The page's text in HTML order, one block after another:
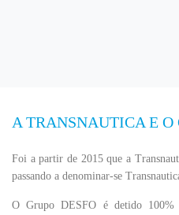
A TRANSNAUTICA E O
Foi a partir de 2015 que a
passando a denominar-se
O Grupo DESFO é detido 100%